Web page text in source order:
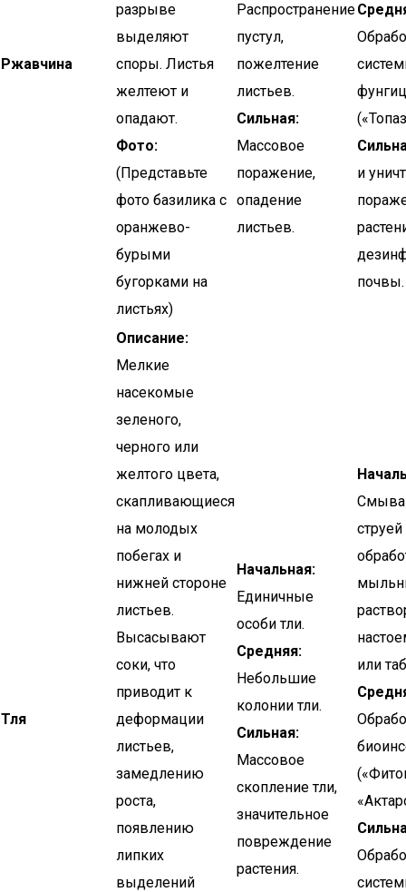
Ржавчина
разрыве
выделяют
споры. Листья
желтеют и
опадают.
Фото:
(Представьте
фото базилика с
оранжево-
бурыми
бугорками на
листьях)
Распространение
пустул,
пожелтение
листьев.
Сильная:
Массовое
поражение,
опадение
листьев.
и
почвы.
Тля
Описание:
Мелкие
насекомые
зеленого,
черного или
желтого цвета,
скапливающиеся
на молодых
побегах и
нижней стороне
листьев.
Высасывают
соки, что
приводит к
деформации
листьев,
замедлению
роста,
появлению
липких
выделений
Начальная:
Единичные
особи тли.
Средняя:
Небольшие
колонии тли.
Сильная:
Массовое
скопление тли,
значительное
повреждение
растения.
или